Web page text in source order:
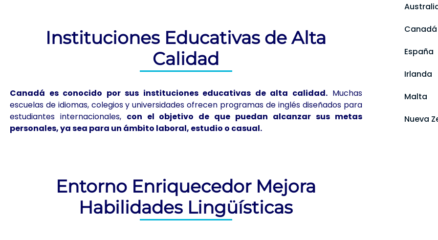
Instituciones Educativas de Alta
Calidad
Canadá es conocido por sus instituciones educativas de alta calidad.Muchas
escuelas de idiomas, colegios y universidades ofrecen programas de inglés diseñados para
estudiantes internacionales, con el objetivo de que puedan alcanzar sus metas
personales, ya sea para un ámbito laboral, estudio o casual.
Entorno Enriquecedor Mejora
Habilidades Lingüísticas
Canadá
España
Irlanda
Malta
Nueva